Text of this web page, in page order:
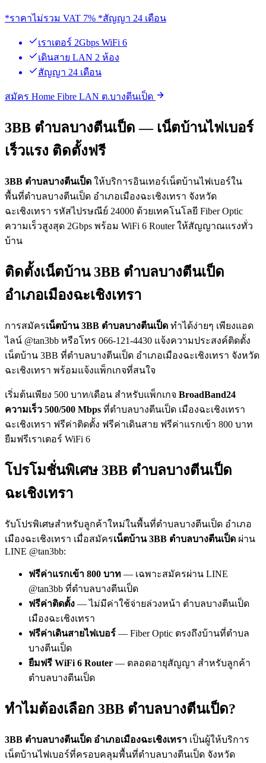
*ราคาไม่รวม VAT 7% *สัญญา 24 เดือน
เราเตอร์ 2Gbps WiFi 6
เดินสาย LAN 2 ห้อง
สัญญา 24 เดือน
สมัคร Home Fibre LAN ต.บางตีนเป็ด
3BB ตำบลบางตีนเป็ด — เน็ตบ้านไฟเบอร์
เร็วแรง ติดตั้งฟรี
3BB ตำบลบางตีนเป็ด ให้บริการอินเทอร์เน็ตบ้านไฟเบอร์ใน
พื้นที่ตำบลบางตีนเป็ด อำเภอเมืองฉะเชิงเทรา จังหวัด
ฉะเชิงเทรา รหัสไปรษณีย์ 24000 ด้วยเทคโนโลยี Fiber Optic
ความเร็วสูงสุด 2Gbps พร้อม WiFi 6 Router ให้สัญญาณแรงทั่ว
บ้าน
ติดตั้งเน็ตบ้าน 3BB ตำบลบางตีนเป็ด
อำเภอเมืองฉะเชิงเทรา
การสมัครเน็ตบ้าน 3BB ตำบลบางตีนเป็ด ทำได้ง่ายๆ เพียงแอด
ไลน์ @tan3bb หรือโทร 066-121-4430 แจ้งความประสงค์ติดตั้ง
เน็ตบ้าน 3BB ที่ตำบลบางตีนเป็ด อำเภอเมืองฉะเชิงเทรา จังหวัด
ฉะเชิงเทรา พร้อมแจ้งแพ็กเกจที่สนใจ
เริ่มต้นเพียง 500 บาท/เดือน สำหรับแพ็กเกจ BroadBand24
ความเร็ว 500/500 Mbps ที่ตำบลบางตีนเป็ด เมืองฉะเชิงเทรา
ฉะเชิงเทรา ฟรีค่าติดตั้ง ฟรีค่าเดินสาย ฟรีค่าแรกเข้า 800 บาท
ยืมฟรีเราเตอร์ WiFi 6
โปรโมชั่นพิเศษ 3BB ตำบลบางตีนเป็ด
ฉะเชิงเทรา
รับโปรพิเศษสำหรับลูกค้าใหม่ในพื้นที่ตำบลบางตีนเป็ด อำเภอ
เมืองฉะเชิงเทรา เมื่อสมัครเน็ตบ้าน 3BB ตำบลบางตีนเป็ด ผ่าน
LINE @tan3bb:
ฟรีค่าแรกเข้า 800 บาท — เฉพาะสมัครผ่าน LINE
@tan3bb ที่ตำบลบางตีนเป็ด
ฟรีค่าติดตั้ง — ไม่มีค่าใช้จ่ายล่วงหน้า ตำบลบางตีนเป็ด
เมืองฉะเชิงเทรา
ฟรีค่าเดินสายไฟเบอร์ — Fiber Optic ตรงถึงบ้านที่ตำบล
บางตีนเป็ด
ยืมฟรี WiFi 6 Router — ตลอดอายุสัญญา สำหรับลูกค้า
ตำบลบางตีนเป็ด
ทำไมต้องเลือก 3BB ตำบลบางตีนเป็ด?
3BB ตำบลบางตีนเป็ด อำเภอเมืองฉะเชิงเทรา เป็นผู้ให้บริการ
เน็ตบ้านไฟเบอร์ที่ครอบคลุมพื้นที่ตำบลบางตีนเป็ด จังหวัด